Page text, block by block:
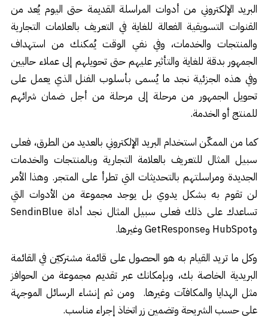
البريد الإلكتروني من أدوات المراسلة القديمة حتى اليوم يُعد من
القنوات التسويقية الفعالة للغاية في التعريف بالعلامات التجارية
والمنتجات والخدمات، وفي نفي الوقت يُمكنك من استهداف
الجمهور بدقة للغاية والتأثير عليهم حتى تحويلهم إلى عملاء حاليين
وفي هذه الجزئية نجد ما يُسمى بأسلوب الفنل الذي يعمل على
تحويل الجمهور من مرحلة إلى مرحلة من أجل ضمان شرائهم
للمنتج أو الخدمة.
كما من الممكّن استخدام البريد الإلكتروني بالعديد من الطرق، فعلى
سبيل المثال للتعريف بالعلامة التجارية وبالمنتجات والخدمات
الجديدة ومراسلتهم بالتحديثات التي تطرأ على المتجر. وهذا الأمر
لن تقوم به بشكل يدوي بل يوجد مجموعة من الأدوات التي
تساعدك على ذلك فعلى سبيل المثال نجد أداة SendinBlue
وHubSpot وGetResponse وغيرها.
وكل ما تريد القيام به هو الحصول على قائمة مشتركيّن في القائمة
البريدية الخاصة بك، وبإمكانك عبر تقديم مجموعة من الحوافز
مثل الهدايا والمكافآت وغيرها. ومن ثم إنشاء الرسائل الموجهة
على حسب الشريحة وتضمين زر اتخاذ إجراء مناسب.